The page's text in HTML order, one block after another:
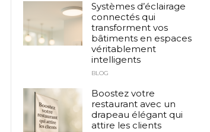
Systèmes d’éclairage
connectés qui
transforment vos
bâtiments en espaces
véritablement
intelligents
BLOG
Boostez votre
restaurant avec un
drapeau élégant qui
attire les clients